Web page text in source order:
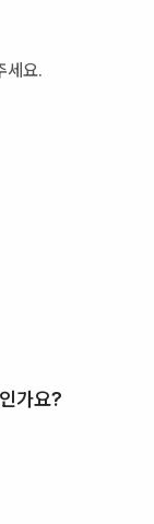
세요.
가요?